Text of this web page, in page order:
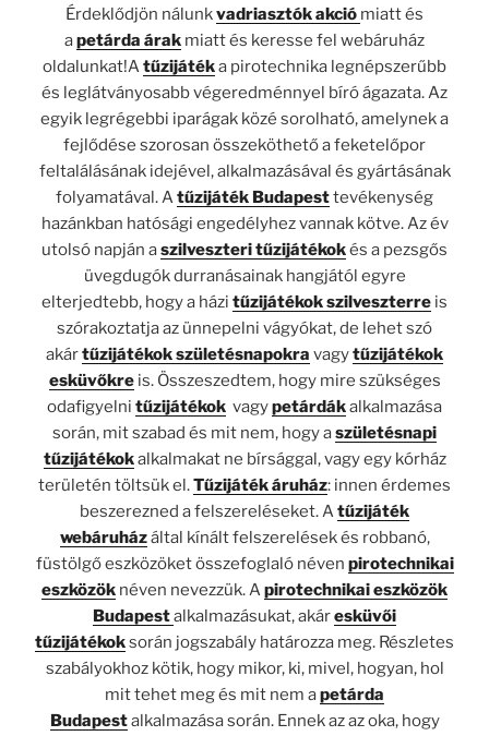
Érdeklődjön nálunkvadriasztók akció miatt és
apetárda árak miatt és keresse fel webáruház
oldalunkat!Atűzijátéka pirotechnika legnépszerűbb
és leglátványosabb végeredménnyel bíró ágazata. Az
egyik legrégebbi iparágak közé sorolható, amelynek a
fejlődése szorosan összeköthető a feketelőpor
feltalálásának idejével, alkalmazásával és gyártásának
folyamatával. Atűzijáték Budapesttevékenység
hazánkban hatósági engedélyhez vannak kötve. Az év
utolsó napján aszilveszteri tűzijátékokés a pezsgős
üvegdugók durranásainak hangjától egyre
elterjedtebb, hogy a házi tűzijátékok szilveszterre is
szórakoztatja az ünnepelni vágyókat, de lehet szó
akártűzijátékok születésnapokra vagytűzijátékok
esküvőkreis. Összeszedtem, hogy mire szükséges
odafigyelni tűzijátékok vagypetárdákalkalmazása
során, mit szabad és mit nem, hogy aszületésnapi
tűzijátékokalkalmakat ne bírsággal, vagy egy kórház
területén töltsük el.Tűzijáték áruház: innen érdemes
beszerezned a felszereléseket. Atűzijáték
webáruházáltal kínált felszerelések és robbanó,
füstölgő eszközöket összefoglaló néven pirotechnikai
eszközök néven nevezzük. Apirotechnikai eszközök
Budapestalkalmazásukat, akáresküvői
tűzijátékoksorán jogszabály határozza meg. Részletes
szabályokhoz kötik, hogy mikor, ki, mivel, hogyan, hol
mit tehet meg és mit nem apetárda
Budapestalkalmazása során. Ennek az az oka, hogy